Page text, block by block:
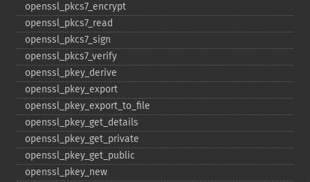
openssl_​pkcs7_​encrypt
openssl_​pkcs7_​read
openssl_​pkcs7_​sign
openssl_​pkcs7_​verify
openssl_​pkey_​derive
openssl_​pkey_​export
openssl_​pkey_​export_​to_​file
openssl_​pkey_​get_​details
openssl_​pkey_​get_​private
openssl_​pkey_​get_​public
openssl_​pkey_​new